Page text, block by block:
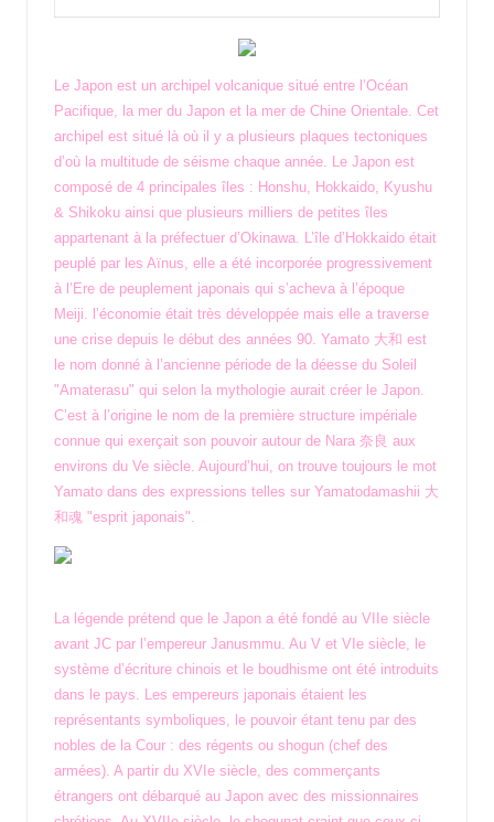
Le Japon est un archipel volcanique situé entre l’Océan
Pacifique, la mer du Japon et la mer de Chine Orientale. Cet
archipel est situé là où il y a plusieurs plaques tectoniques
d’où la multitude de séisme chaque année. Le Japon est
composé de 4 principales îles : Honshu, Hokkaido, Kyushu
& Shikoku ainsi que plusieurs milliers de petites îles
appartenant à la préfectuer d’Okinawa. L’île d’Hokkaido était
peuplé par les Aïnus, elle a été incorporée progressivement
à l’Ere de peuplement japonais qui s’acheva à l’époque
Meiji. l’économie était très développée mais elle a traverse
une crise depuis le début des années 90. Yamato 大和 est
le nom donné à l’ancienne période de la déesse du Soleil
"Amaterasu" qui selon la mythologie aurait créer le Japon.
C’est à l’origine le nom de la première structure impériale
connue qui exerçait son pouvoir autour de Nara 奈良 aux
environs du Ve siècle. Aujourd’hui, on trouve toujours le mot
Yamato dans des expressions telles sur Yamatodamashii 大
和魂 "esprit japonais".
La légende prétend que le Japon a été fondé au VIIe siècle
avant JC par l’empereur Janusmmu. Au V et VIe siècle, le
système d’écriture chinois et le boudhisme ont été introduits
dans le pays. Les empereurs japonais étaient les
représentants symboliques, le pouvoir étant tenu par des
nobles de la Cour : des régents ou shogun (chef des
armées). A partir du XVIe siècle, des commerçants
étrangers ont débarqué au Japon avec des missionnaires